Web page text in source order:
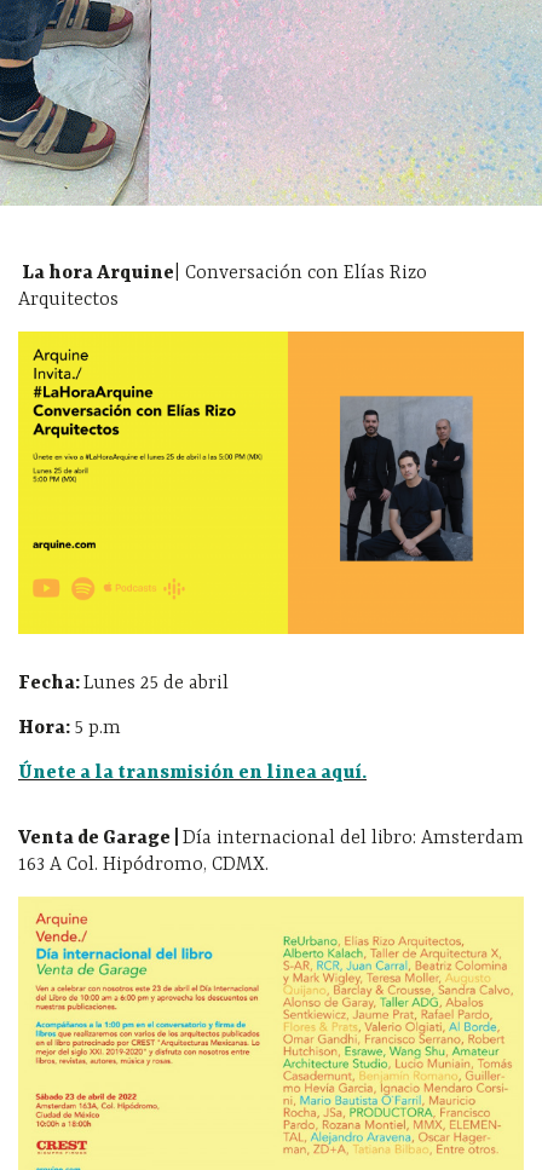
La hora Arquine | Conversación con Elías Rizo
Arquitectos
Fecha:Lunes 25 de abril
Hora: 5 p.m
Únete a la transmisión en linea aquí.
Venta de Garage | Día internacional del libro: Amsterdam
163 A Col. Hipódromo, CDMX.